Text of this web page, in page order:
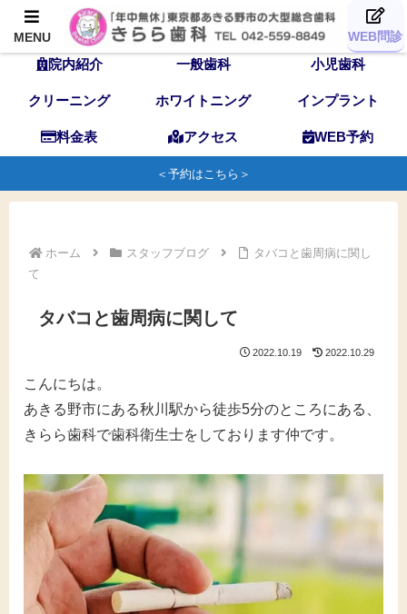
TOP 歯科医師 スタッフ
院内紹介 一般歯科 小児歯科
クリーニング ホワイトニング インプラント
料金表 アクセス WEB予約
＜予約はこちら＞
ホーム スタッフブログ
タバコと歯周病に関し
て
タバコと歯周病に関して
2022.10.19 2022.10.29
こんにちは。
あきる野市にある秋川駅から徒歩5分のところにある、
きらら歯科で歯科衛生士をしております仲です。
MENU WEB問診